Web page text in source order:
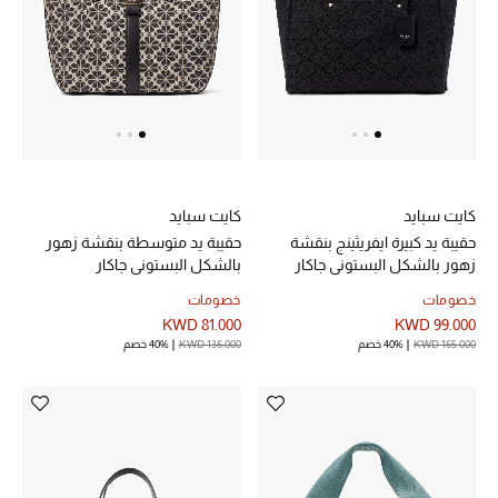
العناية الشخصية بالرجال
الأطفال
عرض جميع المنتجات
كايت سبايد
حقيبة يد كبيرة ايفريثينج بنقشة
زهور بالشكل البستوني جاكار
خصومات
KWD 99.000
KWD 165.000 40% خصم
كايت سبايد
حقيبة يد متوسطة بنقشة زهور
بالشكل البستوني جاكار
خصومات
KWD 81.000
KWD 136.000 40% خصم